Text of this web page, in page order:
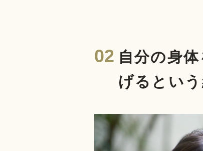
02 自分の身
げるとい